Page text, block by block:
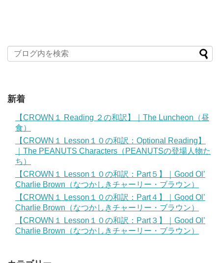
新着
【CROWN１ Reading ２の和訳】｜The Luncheon（昼
食）
【CROWN１ Lesson１０の和訳：Optional Reading】
｜The PEANUTS Characters（PEANUTSの登場人物た
ち）
【CROWN１ Lesson１０の和訳：Part５】｜Good Ol’
Charlie Brown（なつかしきチャーリー・ブラウン）
【CROWN１ Lesson１０の和訳：Part４】｜Good Ol’
Charlie Brown（なつかしきチャーリー・ブラウン）
【CROWN１ Lesson１０の和訳：Part３】｜Good Ol’
Charlie Brown（なつかしきチャーリー・ブラウン）